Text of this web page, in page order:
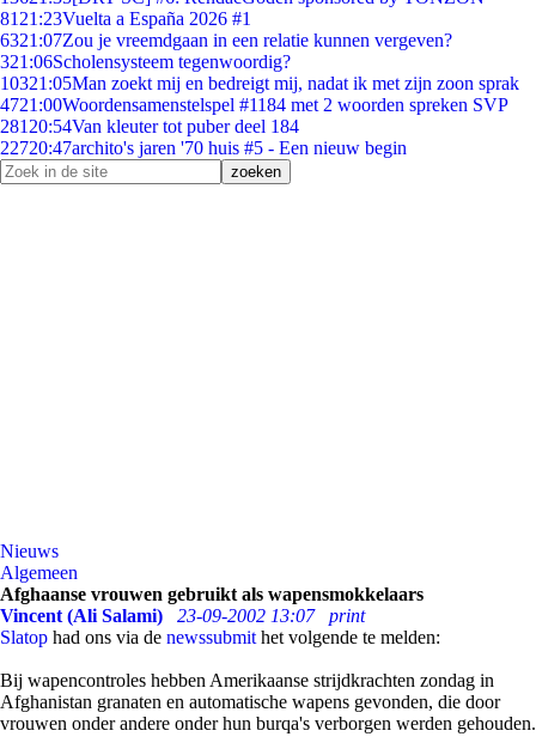
81 21:23Vuelta a España 2026 #1
6321:07Zou je vreemdgaan in een relatie kunnen vergeven?
321:06Scholensysteem tegenwoordig?
10321:05Man zoekt mij en bedreigt mij, nadat ik met zijn zoon sprak
4721:00Woordensamenstelspel #1184 met 2 woorden spreken SVP
281 20:54Van kleuter tot puber deel 184
22720:47archito's jaren '70 huis #5 - Een nieuw begin
Nieuws
Algemeen
Afghaanse vrouwen gebruikt als wapensmokkelaars
Vincent (Ali Salami)
23-09-2002 13:07
print
Slatop had ons via de newssubmit het volgende te melden:
Bij wapencontroles hebben Amerikaanse strijdkrachten zondag in
Afghanistan granaten en automatische wapens gevonden, die door
vrouwen onder andere onder hun burqa's verborgen werden gehouden.